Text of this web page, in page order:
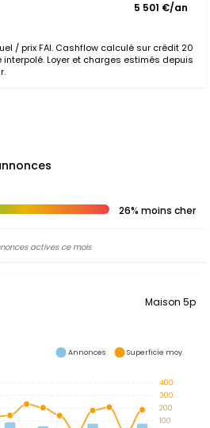
5 501 €/an
/ prix FAI. Cashflow calculé sur crédit 20
interpolé. Loyer et charges estimés depuis
26% moins cher
actives ce mois
Maison 5p
400
300
200
100
Annonces Superficie moy.